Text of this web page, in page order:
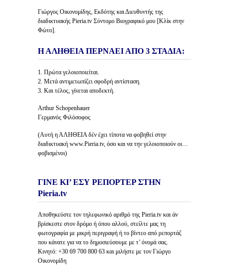
Γιώργος Οικονομίδης, Εκδότης και Διευθυντής της
διαδικτυακής Pieria.tv Σύντομο Βιογραφικό μου [Κλίκ στην
Φώτο].
Η ΑΛΗΘΕΙΑ ΠΕΡΝΑΕΙ ΑΠΟ 3 ΣΤΑΔΙΑ:
1. Πρώτα γελοιοποιείται.
2. Μετά αντιμετωπίζει σφοδρή αντίσταση.
3. Και τέλος, γίνεται αποδεκτή.
Arthur Schopenhauer
Γερμανός Φιλόσοφος
(Αυτή η ΑΛΗΘΕΙΑ δέν έχει τίποτα να φοβηθεί στην
διαδικτυακή www.Pieria.tv, όσο και να την γελοιοποιούν οι…
φοβισμένοι)
ΓΙΝΕ ΚΙ’ ΕΣΥ ΡΕΠΟΡΤΕΡ ΣΤΗΝ
Pieria.tv
Αποθηκεύστε τον τηλεφωνικό αριθμό της Pieria.tv και άν
βρίσκεστε στον δρόμο ή όπου αλλού, στείλτε μας τη
φωτογραφία με μικρή περιγραφή ή το βίντεο από ρεπορτάζ
που κάνατε για να το δημοσιεύσουμε με τ’ όνομά σας.
Κινητό: +30 69 700 800 63 και μιλήστε με τον Γιώργο
Οικονομίδη